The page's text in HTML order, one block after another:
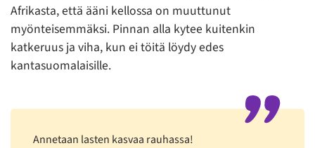
Afrikasta, että ääni kellossa on muuttunut
myönteisemmäksi. Pinnan alla kytee kuitenkin
katkeruus ja viha, kun ei töitä löydy edes
kantasuomalaisille.
Annetaan lasten kasvaa rauhassa!